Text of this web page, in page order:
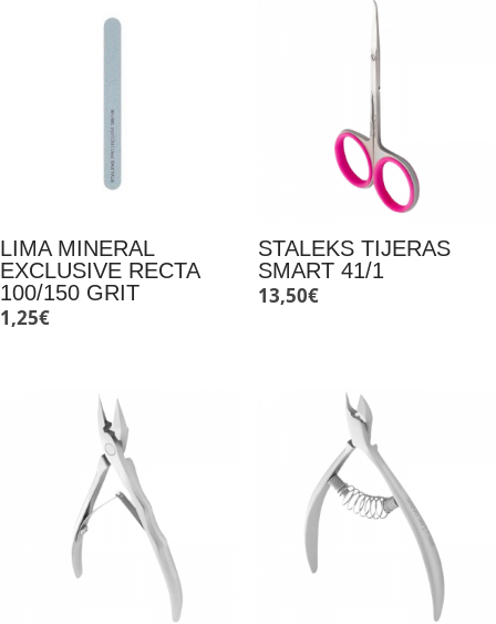
LIMA MINERAL
EXCLUSIVE RECTA
100/150 GRIT
1,25€
STALEKS TIJERAS
SMART 41/1
13,50€